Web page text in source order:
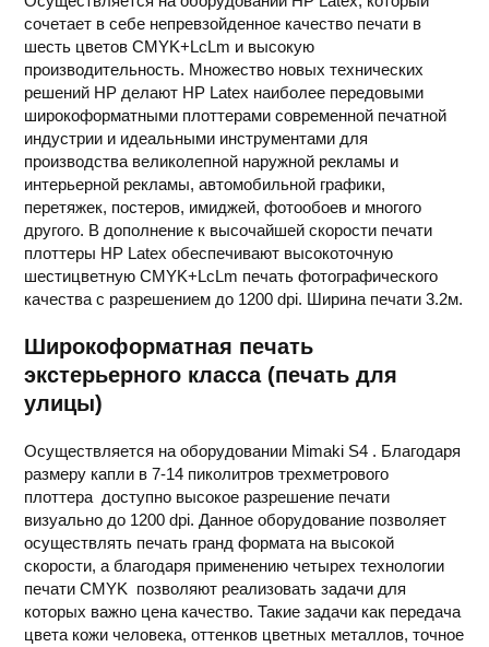
сочетает в себе непревзойденное качество печати в
шесть цветов CMYK+LcLm и высокую
производительность. Множество новых технических
решений HP делают HP Latex наиболее передовыми
широкоформатными плоттерами современной печатной
индустрии и идеальными инструментами для
производства великолепной наружной рекламы и
интерьерной рекламы, автомобильной графики,
перетяжек, постеров, имиджей, фотообоев и многого
другого. В дополнение к высочайшей скорости печати
плоттеры HP Latex обеспечивают высокоточную
шестицветную CMYK+LcLm печать фотографического
качества с разрешением до 1200 dpi. Ширина печати 3.2м.
Широкоформатная печать
экстерьерного класса (печать для
улицы)
Осуществляется на оборудовании Mimaki S4 . Благодаря
размеру капли в 7-14 пиколитров трехметрового
плоттера доступно высокое разрешение печати
визуально до 1200 dpi. Данное оборудование позволяет
осуществлять печать гранд формата на высокой
скорости, а благодаря применению четырех технологии
печати CMYK позволяют реализовать задачи для
которых важно цена качество. Такие задачи как передача
цвета кожи человека, оттенков цветных металлов, точное